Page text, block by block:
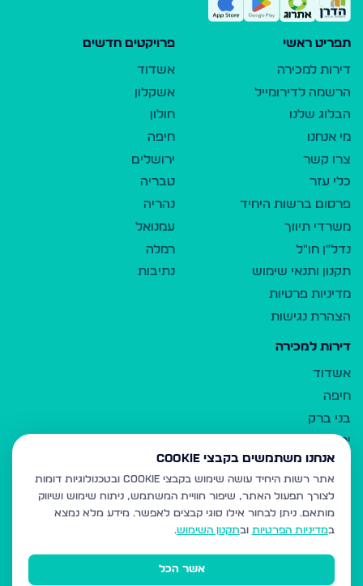
תפריט ראשי
דירות למכירה
הרשמה לדירומייל
הבלוג שלנו
מי אנחנו
צרו קשר
כלי עזר
פרסום ברשות היחיד
משרדי תיווך
נדל"ן חו"ל
תקנון ותנאי שימוש
מדיניות פרטיות
הצהרת נגישות
פרויקטים חדשים
אשדוד
אשקלון
חולון
חיפה
ירושלים
טבריה
נהריה
עמנואל
רמלה
נתיבות
דירות למכירה
אשדוד
חיפה
בני ברק
ירושלים
אלעד
גבעת זאב
בית שמש
רכסים
מודיעין עילית
אנחנו משתמשים בקבצי Cookie
אתר רשות היחיד עושה שימוש בקבצי Cookie ובטכנולוגיות דומות
לצורך תפעול האתר, שיפור חוויית המשתמש, ניתוח שימוש ושיווק
מותאם. ניתן לבחור אילו סוגי קבצים לאפשר. מידע מלא נמצא
במדיניות הפרטיות ובתקנון השימוש.
אשר הכל